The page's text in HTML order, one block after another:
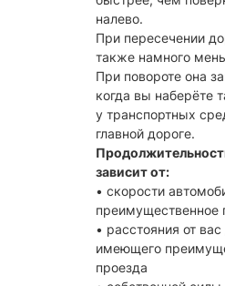
налево.
При пересечении
также намного
При повороте она
когда вы наберёте
у транспортных
главной дороге.
зависит от:
• скорости
преимущественное
• расстояния от
имеющего
проезда